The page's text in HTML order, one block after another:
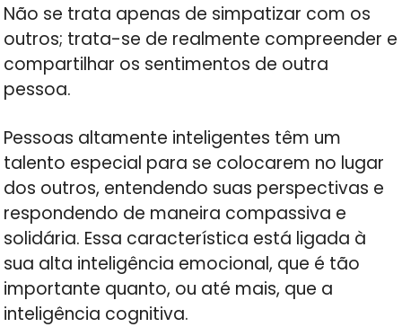
Não se trata apenas de simpatizar com os
outros; trata-se de realmente compreender e
compartilhar os sentimentos de outra
pessoa.
Pessoas altamente inteligentes têm um
talento especial para se colocarem no lugar
dos outros, entendendo suas perspectivas e
respondendo de maneira compassiva e
solidária. Essa característica está ligada à
sua alta inteligência emocional, que é tão
importante quanto, ou até mais, que a
inteligência cognitiva.